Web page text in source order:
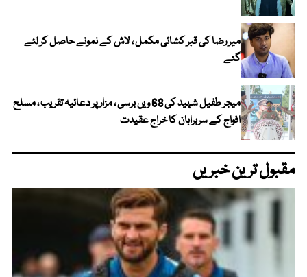
میر رضا کی قبر کشائی مکمل ، لاش کے نمونے حاصل کر لئے
گئے
میجر طفیل شہید کی 68 ویں برسی ، مزار پر دعائیہ تقریب ، مسلح
افواج کے سربراہان کا خراج عقیدت
مقبول ترین خبریں